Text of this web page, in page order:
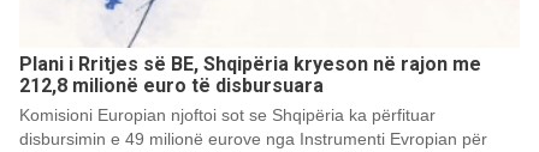
Plani i Rritjes së BE, Shqipëria kryeson në rajon me
212,8 milionë euro të disbursuara
Komisioni Europian njoftoi sot se Shqipëria ka përfituar
disbursimin e 49 milionë eurove nga Instrumenti Evropian për